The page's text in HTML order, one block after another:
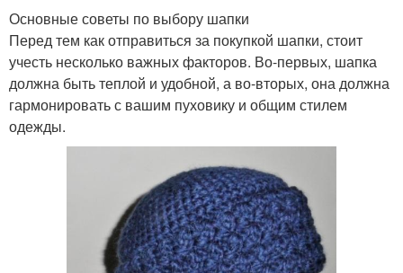
Основные советы по выбору шапки
Перед тем как отправиться за покупкой шапки, стоит
учесть несколько важных факторов. Во-первых, шапка
должна быть теплой и удобной, а во-вторых, она должна
гармонировать с вашим пуховику и общим стилем
одежды.